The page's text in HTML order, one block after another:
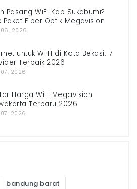
Pasang WiFi Kab Sukabumi?
Paket Fiber Optik Megavision
2026
untuk WFH di Kota Bekasi: 7
Terbaik 2026
2026
Harga WiFi Megavision
Terbaru 2026
2026
bandung barat